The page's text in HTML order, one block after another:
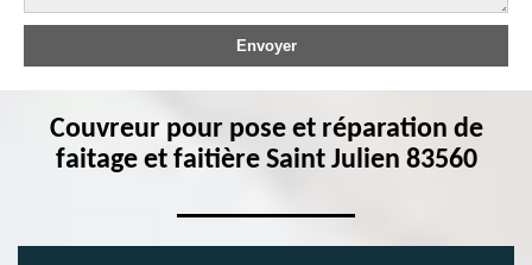
Couvreur pour pose et réparation de
faitage et faitière Saint Julien 83560